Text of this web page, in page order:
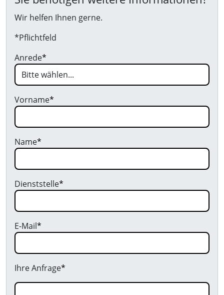
Wir helfen Ihnen gerne.
*Pflichtfeld
Anrede*
Vorname*
Name*
Dienststelle*
E-Mail*
Ihre Anfrage*